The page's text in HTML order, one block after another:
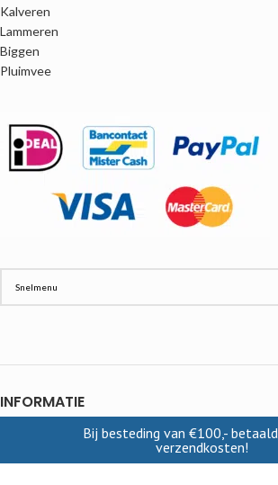
Kalveren
Lammeren
Biggen
Pluimvee
INFORMATIE
Bij besteding van €100,-
verzendkosten!